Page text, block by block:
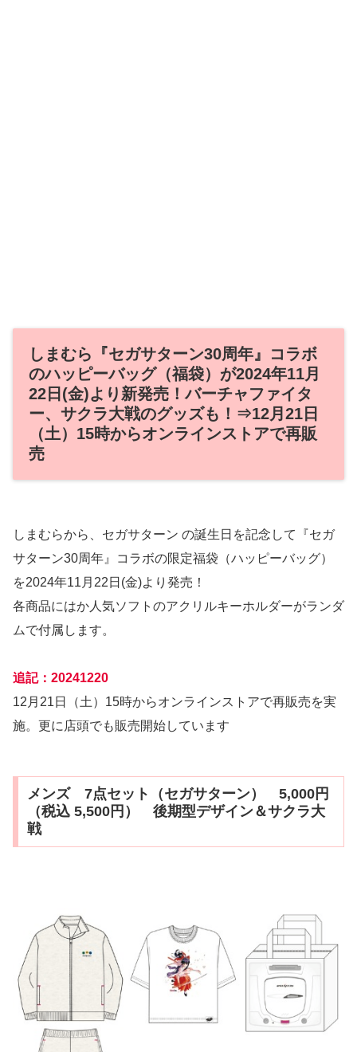
しまむら『セガサターン30周年』コラボ
のハッピーバッグ（福袋）が2024年11月
22日(金)より新発売！バーチャファイタ
ー、サクラ大戦のグッズも！⇒12月21日
（土）15時からオンラインストアで再販
売
しまむらから、セガサターン の誕生日を記念して『セガ
サターン30周年』コラボの限定福袋（ハッピーバッグ）
を2024年11月22日(金)より発売！
各商品にはか人気ソフトのアクリルキーホルダーがランダ
ムで付属します。
追記：20241220
12月21日（土）15時からオンラインストアで再販売を実
施。更に店頭でも販売開始しています
メンズ 7点セット（セガサターン） 5,000円
（税込 5,500円） 後期型デザイン＆サクラ大
戦